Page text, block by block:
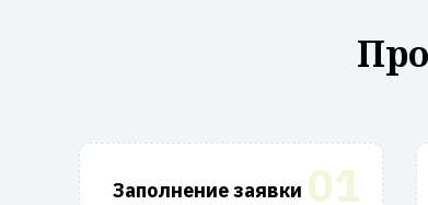
01
Заполнение заявки